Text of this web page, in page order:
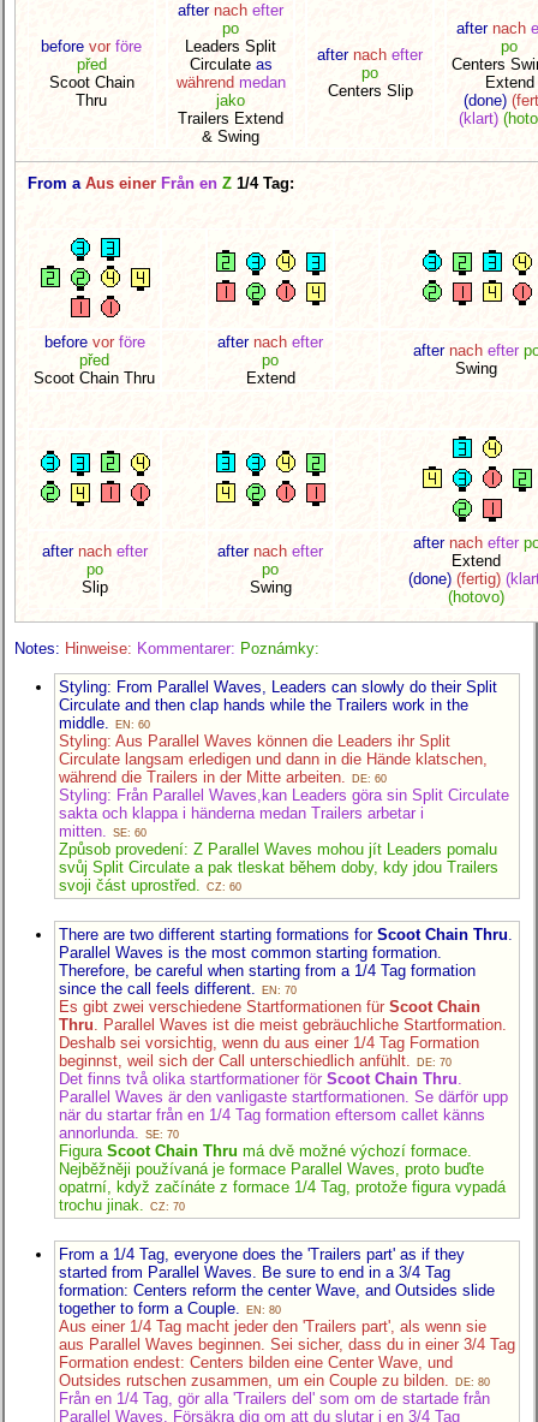
before vor före
před
Scoot Chain
Thru
after nach efter
po
Leaders Split
Circulate as
während medan
jako
Trailers Extend
& Swing
after nach efter
po
Centers Slip
after nach
po
Centers
Extend
(done)
(klart)
From a Aus einer Från en Z 1/4 Tag:
before vor före
před
Scoot Chain Thru
after nach efter
po
Extend
after nach efter
Swing
after nach efter
po
Slip
after nach efter
po
Swing
after nach efter
Extend
(done) (fertig)
(hotovo)
Notes: Hinweise: Kommentarer: Poznámky:
Styling: From Parallel Waves, Leaders can slowly do their Split
Circulate and then clap hands while the Trailers work in the
middle.
EN: 60
Styling: Aus Parallel Waves können die Leaders ihr Split
Circulate langsam erledigen und dann in die Hände klatschen,
während die Trailers in der Mitte arbeiten.
DE: 60
Styling: Från Parallel Waves,kan Leaders göra sin Split Circulate
sakta och klappa i händerna medan Trailers arbetar i
mitten.
SE: 60
Způsob provedení: Z Parallel Waves mohou jít Leaders pomalu
svůj Split Circulate a pak tleskat během doby, kdy jdou Trailers
svoji část uprostřed.
CZ: 60
There are two different starting formations for Scoot Chain Thru
Parallel Waves is the most common starting formation.
Therefore, be careful when starting from a 1/4 Tag formation
since the call feels different.
EN: 70
Es gibt zwei verschiedene Startformationen für Scoot Chain
Thru . Parallel Waves ist die meist gebräuchliche Startformation.
Deshalb sei vorsichtig, wenn du aus einer 1/4 Tag Formation
beginnst, weil sich der Call unterschiedlich anfühlt.
DE: 70
Det finns två olika startformationer för Scoot Chain Thru
Parallel Waves är den vanligaste startformationen. Se därför upp
när du startar från en 1/4 Tag formation eftersom callet känns
annorlunda.
SE: 70
Figura Scoot Chain Thru má dvě možné výchozí formace.
Nejběžněji používaná je formace Parallel Waves, proto buďte
opatrní, když začínáte z formace 1/4 Tag, protože figura vypadá
trochu jinak.
CZ: 70
From a 1/4 Tag, everyone does the 'Trailers part' as if they
started from Parallel Waves. Be sure to end in a 3/4 Tag
formation: Centers reform the center Wave, and Outsides slide
together to form a Couple.
EN: 80
Aus einer 1/4 Tag macht jeder den 'Trailers part', als wenn sie
aus Parallel Waves beginnen. Sei sicher, dass du in einer 3/4 Tag
Formation endest: Centers bilden eine Center Wave, und
Outsides rutschen zusammen, um ein Couple zu bilden.
DE: 80
Från en 1/4 Tag, gör alla 'Trailers del' som om de startade från
Parallel Waves. Försäkra dig om att du slutar i en 3/4 Tag